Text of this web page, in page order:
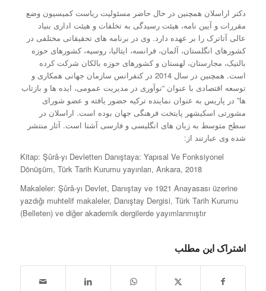
دکتر اراسلان همچنین در حال حاضر مسئولیت ریاست کمیسیون وضع
مقررات و آیین نامه، هیئت رسیدگی به تخلفات و هیئت اداری بنیاد
عالی آتاترک را بر عهده دارد. وی در برنامه های تحقیقاتی مختلفی در
کشورهای انگلستان، آلمان، فرانسه، ایتالیا، روسیه، کشورهای حوزه
بالتیک، مجارستان، لهستان و کشورهای حوزه بالکان شرکت کرده
است. همچنین در سال 2014 در کنفرانس سازمان جهانی همکاری و
توسعه اقتصادی با عنوان “نوآوری در مدیریت عمومی، ایده ها و بازتاب
ها” در پاریس به عنوان نماینده ترکیه حضور یافته و عضو شورای
مشورتی اسکیشهر پایتخت فرهنگی جهان بوده است. اراسلان در
سطح متوسط به زبان های انگلیسی و فارسی آشنا است. آثار منتشر
شده وی عبارتند از:
Kitap: Şûrâ-yı Devletten Danıştaya: Yapısal Ve Fonksiyonel
Dönüşüm, Türk Tarih Kurumu yayınları, Ankara, 2018
Makaleler: Şûrâ-yı Devlet, Danıştay ve 1921 Anayasası üzerine
yazdığı muhtelif makaleler, Danıştay Dergisi, Türk Tarih Kurumu
(Belleten) ve diğer akademik dergilerde yayımlanmıştır
اشتراک این مطلب